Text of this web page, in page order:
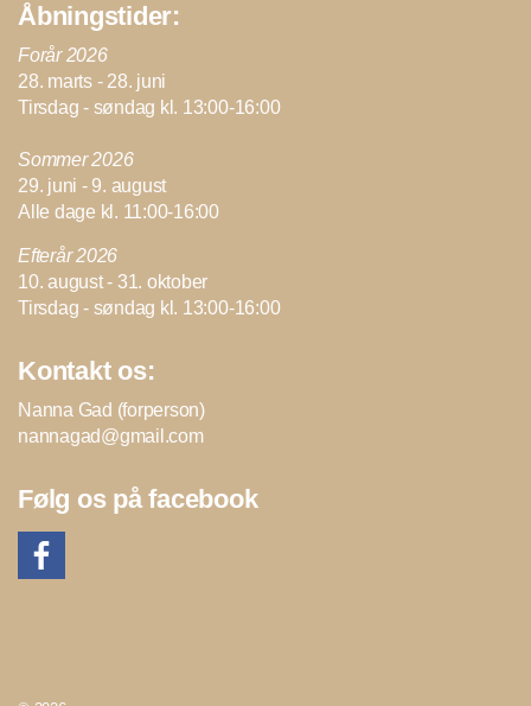
Åbningstider:
Forår 2026
28. marts - 28. juni
Tirsdag - søndag kl. 13:00-16:00
Sommer 2026
29. juni - 9. august
Alle dage kl. 11:00-16:00
Efterår 2026
10. august - 31. oktober
Tirsdag - søndag kl. 13:00-16:00
Kontakt os:
Nanna Gad (forperson)
nannagad@gmail.com
Følg os på facebook